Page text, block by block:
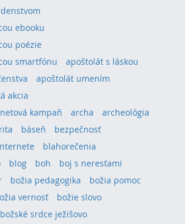
ebooku
poézie
smartfónu
apoštolát s láskou
apoštolát umením
akcia
kampaň
archa
archeológia
báseň
bezpečnosť
blahorečenia
blog boh
boj s neresťami
božia pedagogika
božia pomoc
vernosť
božie slovo
božské srdce ježišovo